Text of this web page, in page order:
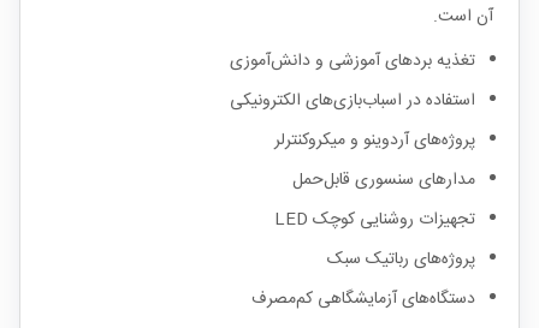
آن است.
تغذیه بردهای آموزشی و دانش‌آموزی
استفاده در اسباب‌بازی‌های الکترونیکی
پروژه‌های آردوینو و میکروکنترلر
مدارهای سنسوری قابل‌حمل
تجهیزات روشنایی کوچک LED
پروژه‌های رباتیک سبک
دستگاه‌های آزمایشگاهی کم‌مصرف